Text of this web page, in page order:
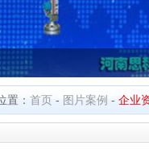
置： 首页 - 图片案例 - 企业